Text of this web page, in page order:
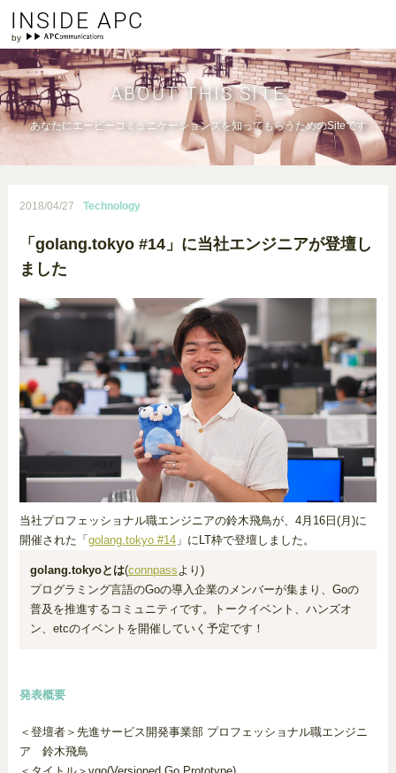
INSIDE APC
ABOUT THIS SITE
あなたにエーピーコミュニケーションズを知ってもらうためのSiteです
2018/04/27 Technology
「golang.tokyo #14」に当社エンジニアが登壇し
ました
当社プロフェッショナル職エンジニアの鈴木飛鳥が、4月16日(月)に
開催された「 golang.tokyo #14」にLT枠で登壇しました。
golang.tokyoとは(connpassより)
プログラミング言語のGoの導入企業のメンバーが集まり、Goの
普及を推進するコミュニティです。トークイベント、ハンズオ
ン、etcのイベントを開催していく予定です！
発表概要
＜登壇者＞先進サービス開発事業部 プロフェッショナル職エンジニ
ア 鈴木飛鳥